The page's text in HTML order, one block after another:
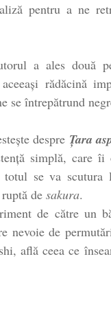
pentru a ne
a ales două
rădăcină
se întrepătrund
despre Țara
simplă, care
se va scutura
de sakura.
de către un
nevoie de
află ceea ce